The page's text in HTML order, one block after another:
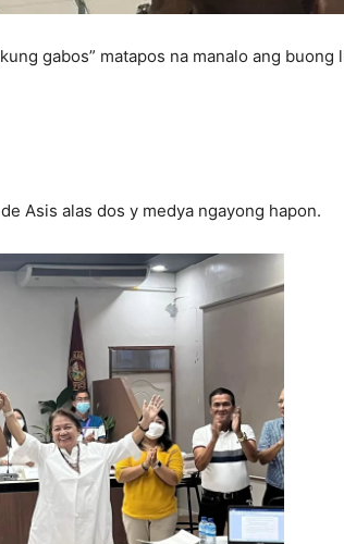
gabos” matapos na manalo ang
Asis alas dos y medya ngayong hapon.